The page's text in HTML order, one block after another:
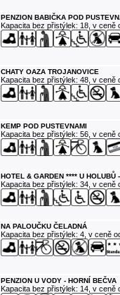
PENZION BABIČKA POD
Kapacita bez přistýlek: 18, v ceně
CHATY OAZA TROJANOVICE
Kapacita bez přistýlek: 48, v ceně
KEMP POD PUSTEVNAMI
Kapacita bez přistýlek: 56, v ceně
HOTEL & GARDEN **** U HOLUBŮ
Kapacita bez přistýlek: 34, v ceně
NA PALOUČKU ČELADNÁ
Kapacita bez přistýlek: 4, v ceně
PENZION U VODY - HORNÍ BEČVA
Kapacita bez přistýlek: 14, v ceně